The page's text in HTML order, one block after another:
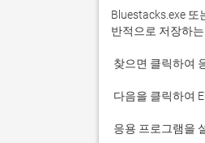
Bluestacks.exe 또